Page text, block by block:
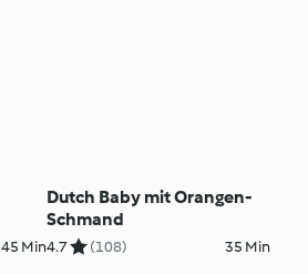
45 Min
Dutch Baby mit Orangen-
Schmand
4.7 (108) 35 Min